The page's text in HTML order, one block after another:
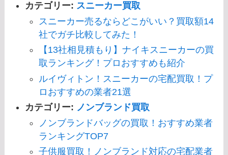
カテゴリー: スニーカー買取
スニーカー売るならどこがいい？買取額14
社でガチ比較してみた！
【13社相見積もり】ナイキスニーカーの買
取ランキング！プロおすすめも紹介
ルイヴィトン！スニーカーの宅配買取！プ
ロおすすめの業者21選
カテゴリー: ノンブランド買取
ノンブランドバッグの買取！おすすめ業者
ランキングTOP7
子供服買取！ノンブランド対応の宅配業者